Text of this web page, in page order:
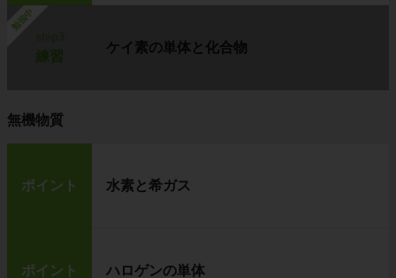
勉強中
ケイ素の単体と化合物
無機物質
ポイント 水素と希ガス
ポイント ハロゲンの単体